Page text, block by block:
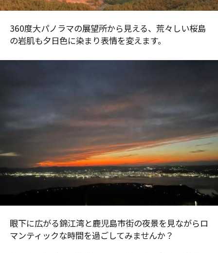
360度大パノラマの展望所から見える、荒々しい桜島
の岩肌も夕日色に染まり表情を変えます。
眼下に広がる錦江湾と鹿児島市街の夜景を見ながらロ
マンティックな時間を過ごしてみませんか？